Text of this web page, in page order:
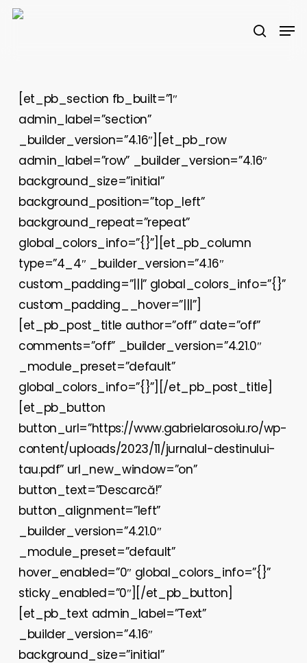
Skip
search
[et_pb_section fb_built=”1″
admin_label=”section”
_builder_version=”4.16″][et_pb_row
admin_label=”row” _builder_version=”4.16″
background_size=”initial”
background_position=”top_left”
background_repeat=”repeat”
global_colors_info=”{}”][et_pb_column
type=”4_4″ _builder_version=”4.16″
custom_padding=”|||” global_colors_info=”{}”
custom_padding__hover=”|||”]
[et_pb_post_title author=”off” date=”off”
comments=”off” _builder_version=”4.21.0″
_module_preset=”default”
global_colors_info=”{}”][/et_pb_post_title]
[et_pb_button
button_url=”https://www.gabrielarosoiu.ro/wp-
content/uploads/2023/11/jurnalul-destinului-
tau.pdf” url_new_window=”on”
button_text=”Descarcă!”
button_alignment=”left”
_builder_version=”4.21.0″
_module_preset=”default”
hover_enabled=”0″ global_colors_info=”{}”
sticky_enabled=”0″][/et_pb_button]
[et_pb_text admin_label=”Text”
_builder_version=”4.16″
background_size=”initial”